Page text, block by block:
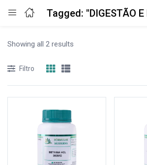
Entrar
Showing all 2 results
Filtro